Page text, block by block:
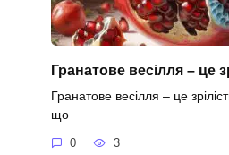
Гранатове весілля – це
Гранатове весілля – це
що
0 3